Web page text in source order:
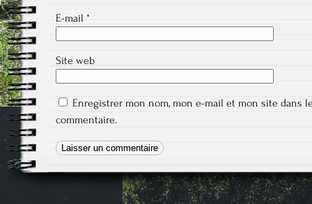
E-mail *
Site web
Enregistrer mon nom, mon e-mail et mon site dans
commentaire.